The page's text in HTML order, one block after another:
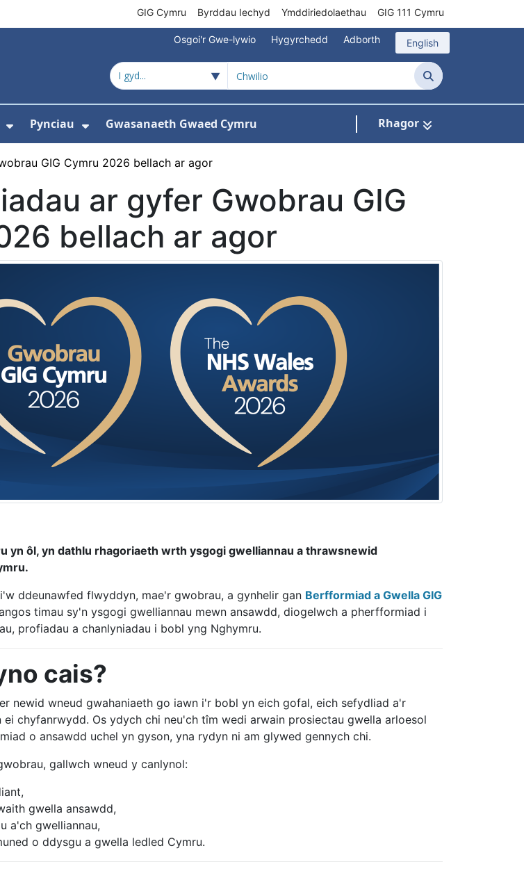
GIG Cymru Byrddau Iechyd Ymddiriedolaethau GIG 111 Cymru
Osgoi'r Gwe-lywio Hygyrchedd Adborth English
Chwilio
Amdanom niar gyfer Newyddion
Pynciau Gwasanaeth Gwaed Cymru Rhagor
GIG Cymru 2026 bellach ar agor
ar gyfer Gwobrau GIG
bellach ar agor
yn ôl, yn dathlu rhagoriaeth wrth ysgogi gwelliannau a thrawsnewid
ddeunawfed flwyddyn, mae'r gwobrau, a gynhelir gan Berfformiad a Gwella GIG
timau sy'n ysgogi gwelliannau mewn ansawdd, diogelwch a pherfformiad i
profiadau a chanlyniadau i bobl yng Nghymru.
cais?
newid wneud gwahaniaeth go iawn i'r bobl yn eich gofal, eich sefydliad a'r
chyfanrwydd. Os ydych chi neu'ch tîm wedi arwain prosiectau gwella arloesol
o ansawdd uchel yn gyson, yna rydyn ni am glywed gennych chi.
gallwch wneud y canlynol:
gwella ansawdd,
a'ch gwelliannau,
o ddysgu a gwella ledled Cymru.